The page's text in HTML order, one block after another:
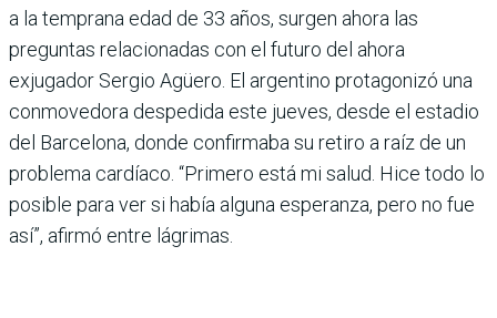
a la temprana edad de 33 años, surgen ahora las
preguntas relacionadas con el futuro del ahora
exjugador Sergio Agüero. El argentino protagonizó una
conmovedora despedida este jueves, desde el estadio
del Barcelona, donde confirmaba su retiro a raíz de un
problema cardíaco. “Primero está mi salud. Hice todo lo
posible para ver si había alguna esperanza, pero no fue
así”, afirmó entre lágrimas.